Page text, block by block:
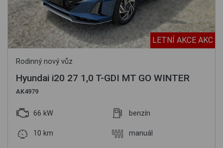
LETNÍ AKCE AKC
Rodinný nový vůz
Hyundai i20 27 1,0 T-GDI MT GO WINTER
AK4979
66 kW benzín
10 km manuál